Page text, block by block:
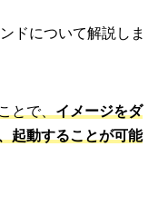
ドについて解説しま
とで、 イメージをダ
起動することが可能